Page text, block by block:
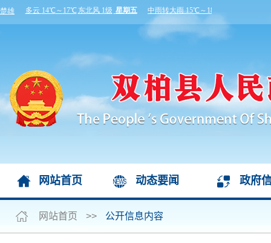
网站首页 动态要闻 政府
网站首页 >> 公开信息内容